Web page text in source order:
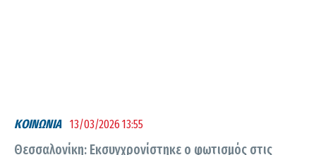
ΚΟΙΝΩΝΙΑ 13/03/2026 13:55
Θεσσαλονίκη: Εκσυγχρονίστηκε ο φωτισμός στις